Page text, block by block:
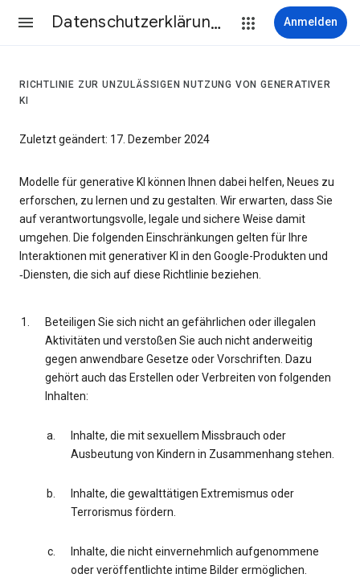
Datenschutzerklärung & Nutzungsbedingungen Anmelden
RICHTLINIE ZUR UNZULÄSSIGEN NUTZUNG VON GENERATIVER
KI
Zuletzt geändert: 17. Dezember 2024
Modelle für generative KI können Ihnen dabei helfen, Neues zu
erforschen, zu lernen und zu gestalten. Wir erwarten, dass Sie
auf verantwortungsvolle, legale und sichere Weise damit
umgehen. Die folgenden Einschränkungen gelten für Ihre
Interaktionen mit generativer KI in den Google-Produkten und
‑Diensten, die sich auf diese Richtlinie beziehen.
Beteiligen Sie sich nicht an gefährlichen oder illegalen
Aktivitäten und verstoßen Sie auch nicht anderweitig
gegen anwendbare Gesetze oder Vorschriften. Dazu
gehört auch das Erstellen oder Verbreiten von folgenden
Inhalten:
Inhalte, die mit sexuellem Missbrauch oder
Ausbeutung von Kindern in Zusammenhang stehen.
Inhalte, die gewalttätigen Extremismus oder
Terrorismus fördern.
Inhalte, die nicht einvernehmlich aufgenommene
oder veröffentlichte intime Bilder ermöglichen.